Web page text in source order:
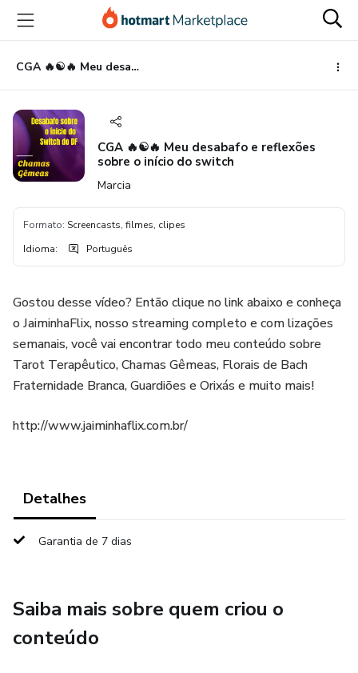
para
conteúdo
principal
para
pagamento
para
rodapé
CGA 🔥☯️🔥 Meu desabafo e reflexões sobre o início do switch
CGA 🔥☯️🔥 Meu desabafo e reflexões
sobre o início do switch
Marcia
Formato: Screencasts, filmes, clipes
Idioma: Português
Gostou desse vídeo? Então clique no link abaixo e conheça
o JaiminhaFlix, nosso streaming completo e com lizações
semanais, você vai encontrar todo meu conteúdo sobre
Tarot Terapêutico, Chamas Gêmeas, Florais de Bach
Fraternidade Branca, Guardiões e Orixás e muito mais!
http://www.jaiminhaflix.com.br/
Detalhes
Garantia de 7 dias
Saiba mais sobre quem criou o
conteúdo